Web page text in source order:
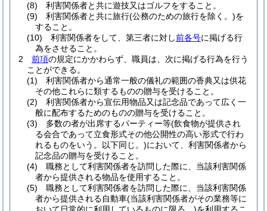
(8)
利害関係者と共に遊技又はゴルフをすること。
(9)
利害関係者と共に旅行(公務のための旅行を除く。)を
すること。
(10)
利害関係者をして、第三者に対し前各号に掲げる行
為をさせること。
2
前項の規定にかかわらず、職員は、次に掲げる行為を行う
ことができる。
(1)
利害関係者から通常一般の儀礼の範囲の香典又は供花
その他これらに類するものの贈与を受けること。
(2)
利害関係者から宣伝用物品又は記念品であって広く一
般に配布するためのものの贈与を受けること。
(3)
多数の者が出席するパーティー等(飲食物が提供され
る会合であって立食形式その他公開性の高い形式で行わ
れるものをいう。以下同じ。)において、利害関係者から
記念品の贈与を受けること。
(4)
職務として利害関係者を訪問した際に、当該利害関係
者から提供される物品を使用すること。
(5)
職務として利害関係者を訪問した際に、当該利害関係
者から提供される自動車(当該利害関係者がその業務等に